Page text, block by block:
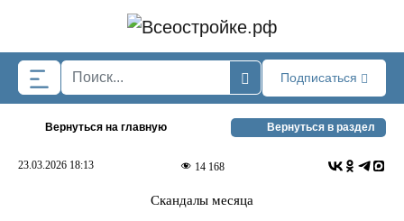
Подписаться
Вернуться на главную Вернуться в раздел
23.03.2026 18:13 14 168
Скандалы месяца